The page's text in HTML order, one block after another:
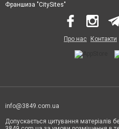
Франшиза "CitySites"
Про нас Контакти
info@3849.com.ua
Допускається цитування матеріалів